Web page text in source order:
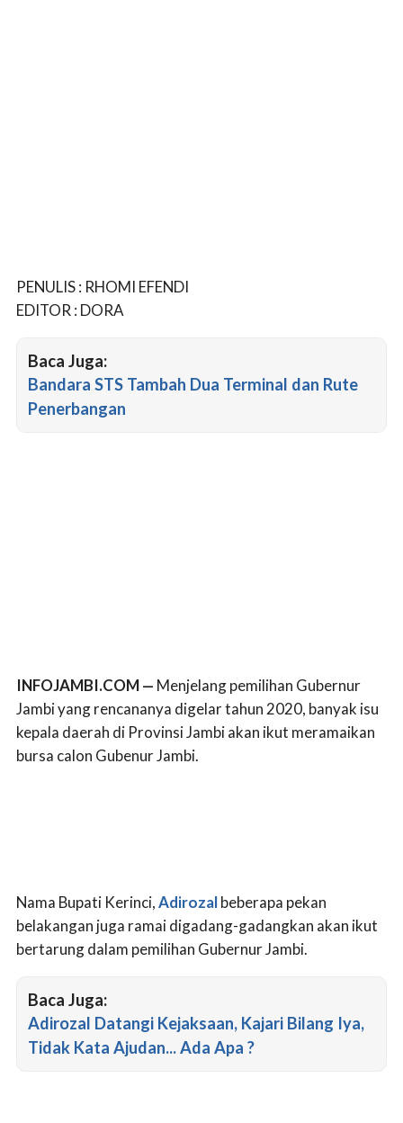
PENULIS : RHOMI EFENDI
EDITOR : DORA
Baca Juga:
Bandara STS Tambah Dua Terminal dan Rute
Penerbangan
INFOJAMBI.COM — Menjelang pemilihan Gubernur
Jambi yang rencananya digelar tahun 2020, banyak isu
kepala daerah di Provinsi Jambi akan ikut meramaikan
bursa calon Gubenur Jambi.
Nama Bupati Kerinci,Adirozalbeberapa pekan
belakangan juga ramai digadang-gadangkan akan ikut
bertarung dalam pemilihan Gubernur Jambi.
Baca Juga:
Adirozal Datangi Kejaksaan, Kajari Bilang Iya,
Tidak Kata Ajudan... Ada Apa ?